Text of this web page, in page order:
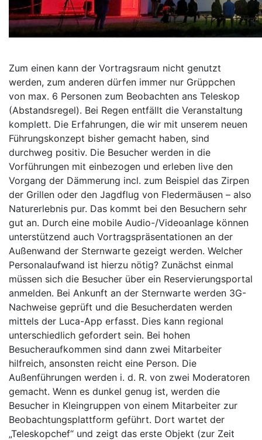
Zum einen kann der Vortragsraum nicht genutzt
werden, zum anderen dürfen immer nur Grüppchen
von max. 6 Personen zum Beobachten ans Teleskop
(Abstandsregel). Bei Regen entfällt die Veranstaltung
komplett. Die Erfahrungen, die wir mit unserem neuen
Führungskonzept bisher gemacht haben, sind
durchweg positiv. Die Besucher werden in die
Vorführungen mit einbezogen und erleben live den
Vorgang der Dämmerung incl. zum Beispiel das Zirpen
der Grillen oder den Jagdflug von Fledermäusen – also
Naturerlebnis pur. Das kommt bei den Besuchern sehr
gut an. Durch eine mobile Audio-/Videoanlage können
unterstützend auch Vortragspräsentationen an der
Außenwand der Sternwarte gezeigt werden. Welcher
Personalaufwand ist hierzu nötig? Zunächst einmal
müssen sich die Besucher über ein Reservierungsportal
anmelden. Bei Ankunft an der Sternwarte werden 3G-
Nachweise geprüft und die Besucherdaten werden
mittels der Luca-App erfasst. Dies kann regional
unterschiedlich gefordert sein. Bei hohen
Besucheraufkommen sind dann zwei Mitarbeiter
hilfreich, ansonsten reicht eine Person. Die
Außenführungen werden i. d. R. von zwei Moderatoren
gemacht. Wenn es dunkel genug ist, werden die
Besucher in Kleingruppen von einem Mitarbeiter zur
Beobachtungsplattform geführt. Dort wartet der
„Teleskopchef“ und zeigt das erste Objekt (zur Zeit